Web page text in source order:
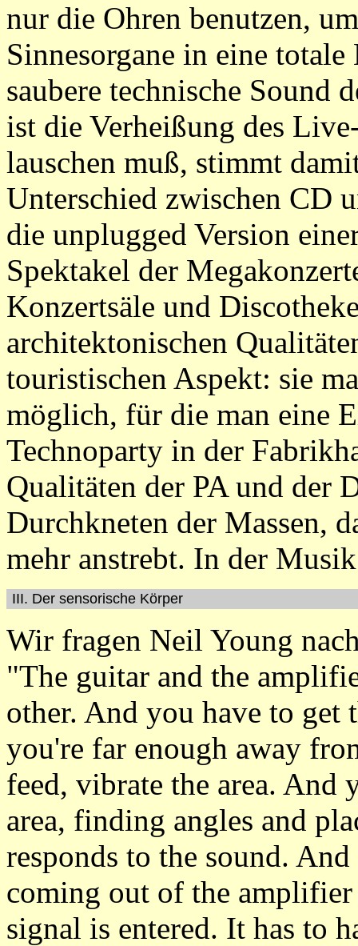
nur die Ohren benutzen,
Sinnesorgane in eine
saubere technische Sound
ist die Verheißung des
lauschen muß, stimmt
Unterschied zwischen CD
die unplugged Version
Spektakel der
Konzertsäle und
architektonischen
touristischen Aspekt: sie
möglich, für die man eine
Technoparty in der
Qualitäten der PA und der
Durchkneten der Massen,
mehr anstrebt. In der
III. Der sensorische Körper
Wir fragen Neil Young
"The guitar and the
other. And you have to get
you're far enough away
feed, vibrate the area. And
area, finding angles and
responds to the sound.
coming out of the
signal is entered. It has to